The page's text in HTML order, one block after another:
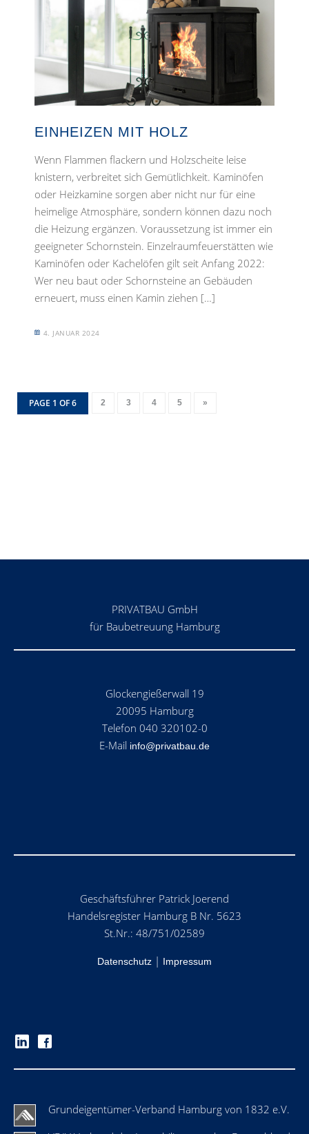
EINHEIZEN MIT HOLZ
Wenn Flammen flackern und Holzscheite leise
knistern, verbreitet sich Gemütlichkeit. Kaminöfen
oder Heizkamine sorgen aber nicht nur für eine
heimelige Atmosphäre, sondern können dazu noch
die Heizung ergänzen. Voraussetzung ist immer ein
geeigneter Schornstein. Einzelraumfeuerstätten wie
Kaminöfen oder Kachelöfen gilt seit Anfang 2022:
Wer neu baut oder Schornsteine an Gebäuden
erneuert, muss einen Kamin ziehen […]
4. JANUAR 2024
PAGE 1 OF 6 2 3 4 5 »
PRIVATBAU GmbH
für Baubetreuung Hamburg
Glockengießerwall 19
20095 Hamburg
Telefon 040 320102-0
E-Mail info@privatbau.de
Geschäftsführer Patrick Joerend
Handelsregister Hamburg B Nr. 5623
St.Nr.: 48/751/02589
Datenschutz | Impressum
Grundeigentümer-Verband Hamburg von 1832 e.V.